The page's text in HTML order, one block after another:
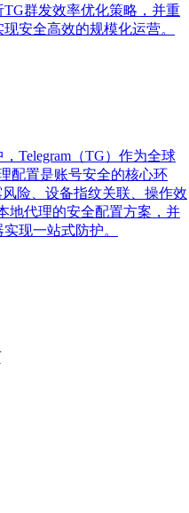
群发效率优化策略，并重
安全高效的规模化运营。
Telegram（TG）作为全球
配置是账号安全的核心环
险、设备指纹关联、操作效
地代理的安全配置方案，并
现一站式防护。